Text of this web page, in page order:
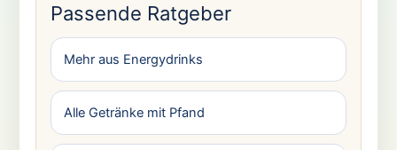
Passende Ratgeber
Mehr aus Energydrinks
Alle Getränke mit Pfand